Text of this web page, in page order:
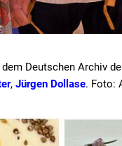
Deutschen Archiv
, Jürgen Dollase. Foto: